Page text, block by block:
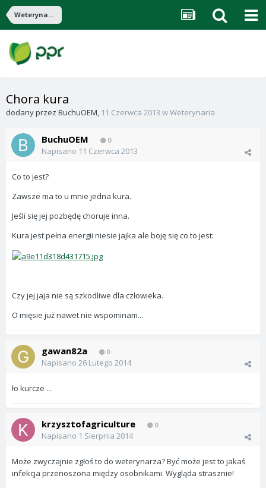
Weterynaria
Chora kura
dodany przez BuchuOEM, 11 Czerwca 2013 wWeterynaria
BuchuOEM 0
Napisano 11 Czerwca 2013
Co to jest?
Zawsze ma to u mnie jedna kura.
Jeśli się jej pozbędę choruje inna.
Kura jest pełna energii niesie jajka ale boję się co to jest:
Czy jej jaja nie są szkodliwe dla człowieka.
O mięsie już nawet nie wspominam...
gawan82a 0
Napisano 26 Lutego 2014
ło kurcze ...
krzysztofagriculture 0
Napisano 1 Sierpnia 2014
Może zwyczajnie zgłoś to do weterynarza? Być może jest to jakaś
infekcja przenoszona między osobnikami. Wygląda strasznie!